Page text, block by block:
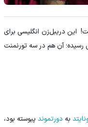
این دریبل‌زن انگلیسی برای
رسیده؛ آن هم در سه تورنمنت
به دورتموندپیوسته بود،